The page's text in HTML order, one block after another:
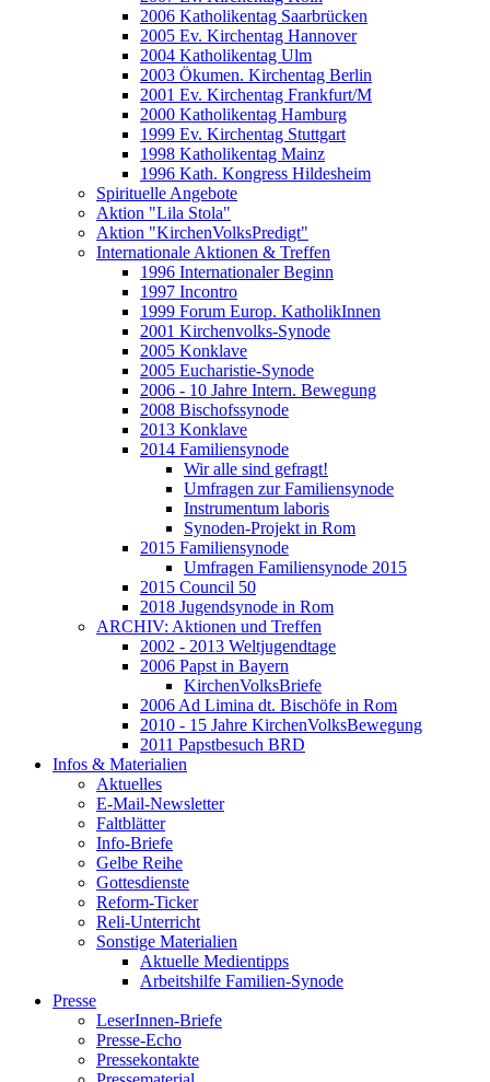
2006 Katholikentag Saarbrücken
2005 Ev. Kirchentag Hannover
2004 Katholikentag Ulm
2003 Ökumen. Kirchentag Berlin
2001 Ev. Kirchentag Frankfurt/M
2000 Katholikentag Hamburg
1999 Ev. Kirchentag Stuttgart
1998 Katholikentag Mainz
1996 Kath. Kongress Hildesheim
Spirituelle Angebote
Aktion "Lila Stola"
Aktion "KirchenVolksPredigt"
Internationale Aktionen & Treffen
1996 Internationaler Beginn
1997 Incontro
1999 Forum Europ. KatholikInnen
2001 Kirchenvolks-Synode
2005 Konklave
2005 Eucharistie-Synode
2006 - 10 Jahre Intern. Bewegung
2008 Bischofssynode
2013 Konklave
2014 Familiensynode
Wir alle sind gefragt!
Umfragen zur Familiensynode
Instrumentum laboris
Synoden-Projekt in Rom
2015 Familiensynode
Umfragen Familiensynode 2015
2015 Council 50
2018 Jugendsynode in Rom
ARCHIV: Aktionen und Treffen
2002 - 2013 Weltjugendtage
2006 Papst in Bayern
KirchenVolksBriefe
2006 Ad Limina dt. Bischöfe in Rom
2010 - 15 Jahre KirchenVolksBewegung
2011 Papstbesuch BRD
Infos & Materialien
Aktuelles
E-Mail-Newsletter
Faltblätter
Info-Briefe
Gelbe Reihe
Gottesdienste
Reform-Ticker
Reli-Unterricht
Sonstige Materialien
Aktuelle Medientipps
Arbeitshilfe Familien-Synode
Presse
LeserInnen-Briefe
Presse-Echo
Pressekontakte